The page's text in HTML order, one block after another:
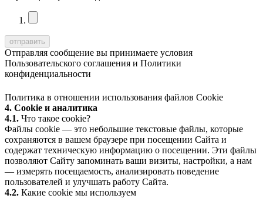
Отправляя сообщение вы принимаете условия
Пользовательского соглашения и Политики
конфиденциальности
Политика в отношении использования файлов Cookie
4. Cookie и аналитика
4.1. Что такое cookie?
Файлы cookie — это небольшие текстовые файлы, которые
сохраняются в вашем браузере при посещении Сайта и
содержат техническую информацию о посещении. Эти файлы
позволяют Сайту запоминать ваши визиты, настройки, а нам
— измерять посещаемость, анализировать поведение
пользователей и улучшать работу Сайта.
4.2. Какие cookie мы используем